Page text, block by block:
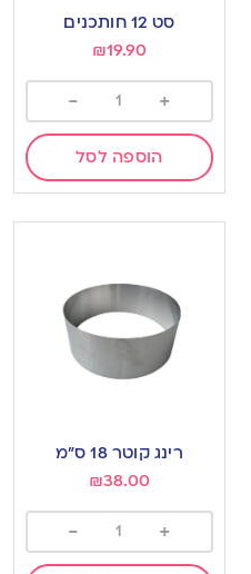
סט 12 חותכנים
₪19.90
+
-
הוספה לסל
רינג קוטר 18 ס”מ
₪38.00
+
-